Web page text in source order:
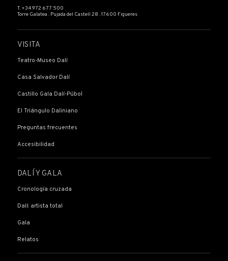
T. +34 972 677 500
Torre Galatea . Pujada del Castell 28 . 17600 Figueres
VISITA
Teatro-Museo Dalí
Casa Salvador Dalí
Castillo Gala Dalí-Púbol
El Triángulo Daliniano
Preguntas frecuentes
Accesibilidad
DALÍ Y GALA
Cronología cruzada
Dalí: artista total
Gala
Relatos